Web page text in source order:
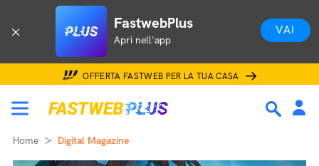
FastwebPlus
Apri nell'app
VAI
OFFERTA FASTWEB PER LA TUA CASA
Home Digital Magazine